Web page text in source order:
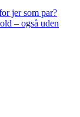
jer som par?
– også uden